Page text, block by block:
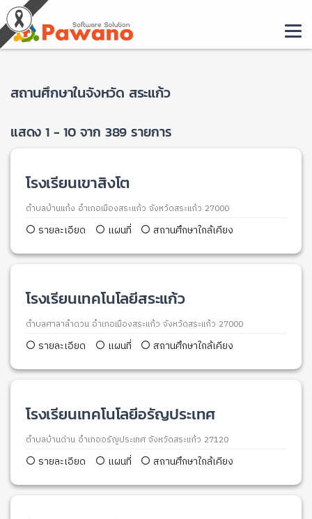
สถานศึกษาในจังหวัด สระแก้ว
แสดง 1 - 10 จาก 389 รายการ
โรงเรียนเขาสิงโต
ตำบลบ้านแก้ง อำเภอเมืองสระแก้ว จังหวัดสระแก้ว 27000
รายละเอียด แผนที่ สถานศึกษาใกล้เคียง
โรงเรียนเทคโนโลยีสระแก้ว
ตำบลศาลาลำดวน อำเภอเมืองสระแก้ว จังหวัดสระแก้ว 27000
รายละเอียด แผนที่ สถานศึกษาใกล้เคียง
โรงเรียนเทคโนโลยีอรัญประเทศ
ตำบลบ้านด่าน อำเภออรัญประเทศ จังหวัดสระแก้ว 27120
รายละเอียด แผนที่ สถานศึกษาใกล้เคียง